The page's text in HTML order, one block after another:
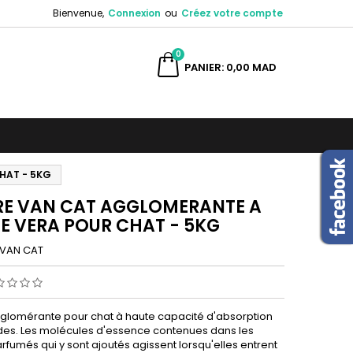
Bienvenue, Connexion ou Créez votre compte
PANIER
0
0,00 MAD
- 5KG
VAN CAT AGGLOMERANTE A
VERA POUR CHAT - 5KG
VAN CAT
pour chat à haute capacité d'absorption
Les molécules d'essence contenues dans les
qui y sont ajoutés agissent lorsqu'elles entrent